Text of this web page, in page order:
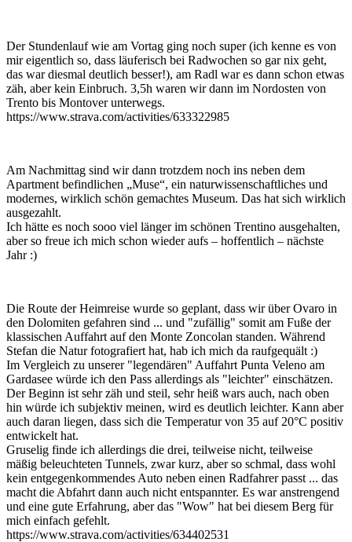
Der Stundenlauf wie am Vortag ging noch super (ich kenne es von
mir eigentlich so, dass läuferisch bei Radwochen so gar nix geht,
das war diesmal deutlich besser!), am Radl war es dann schon etwas
zäh, aber kein Einbruch. 3,5h waren wir dann im Nordosten von
Trento bis Montover unterwegs.
https://www.strava.com/activities/633322985
Am Nachmittag sind wir dann trotzdem noch ins neben dem
Apartment befindlichen „Muse“, ein naturwissenschaftliches und
modernes, wirklich schön gemachtes Museum. Das hat sich wirklich
ausgezahlt.
Ich hätte es noch sooo viel länger im schönen Trentino ausgehalten,
aber so freue ich mich schon wieder aufs – hoffentlich – nächste
Jahr :)
Die Route der Heimreise wurde so geplant, dass wir über Ovaro in
den Dolomiten gefahren sind ... und "zufällig" somit am Fuße der
klassischen Auffahrt auf den Monte Zoncolan standen. Während
Stefan die Natur fotografiert hat, hab ich mich da raufgequält :)
Im Vergleich zu unserer "legendären" Auffahrt Punta Veleno am
Gardasee würde ich den Pass allerdings als "leichter" einschätzen.
Der Beginn ist sehr zäh und steil, sehr heiß wars auch, nach oben
hin würde ich subjektiv meinen, wird es deutlich leichter. Kann aber
auch daran liegen, dass sich die Temperatur von 35 auf 20°C positiv
entwickelt hat.
Gruselig finde ich allerdings die drei, teilweise nicht, teilweise
mäßig beleuchteten Tunnels, zwar kurz, aber so schmal, dass wohl
kein entgegenkommendes Auto neben einen Radfahrer passt ... das
macht die Abfahrt dann auch nicht entspannter. Es war anstrengend
und eine gute Erfahrung, aber das "Wow" hat bei diesem Berg für
mich einfach gefehlt.
https://www.strava.com/activities/634402531